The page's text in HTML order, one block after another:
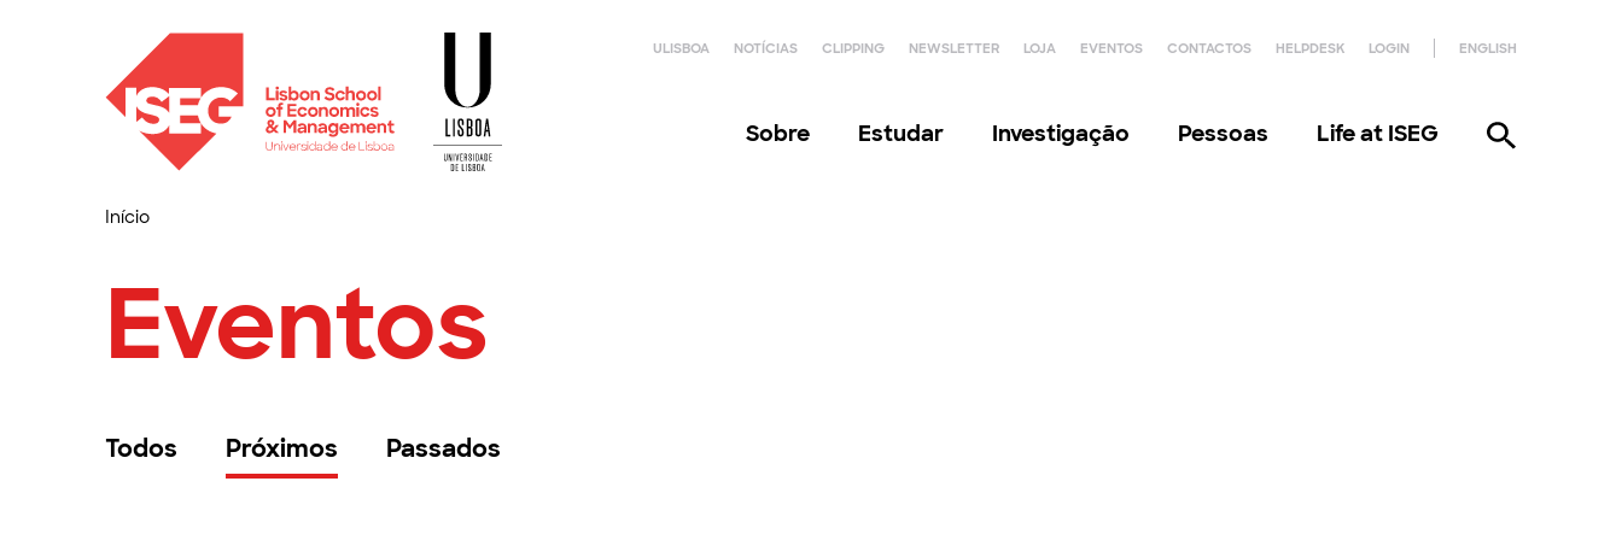
ULISBOA NOTÍCIAS CLIPPING NEWSLETTER LOJA EVENTOS CONTACTOS HELPDESK LOGIN ENGLISH
Sobre Estudar Investigação Pessoas Life at ISEG
Início
Eventos
Todos Próximos Passados